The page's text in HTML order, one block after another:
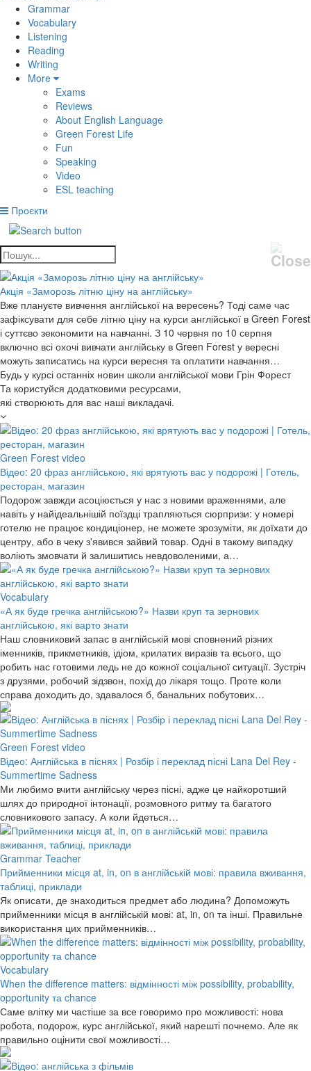
Grammar
Vocabulary
Listening
Reading
Writing
More
Exams
Reviews
About English Language
Green Forest Life
Fun
Speaking
Video
ESL teaching
Проєкти
Акція «Заморозь літню ціну на англійську»
Вже плануєте вивчення англійської на вересень? Тоді саме час
зафіксувати для себе літню ціну на курси англійської в Green Forest
і суттєво зекономити на навчанні. З 10 червня по 10 серпня
включно всі охочі вивчати англійську в Green Forest у вересні
можуть записатись на курси вересня та оплатити навчання…
Будь у курсі останніх новин школи англійської мови Грін Форест
Та користуйся додатковими ресурсами,
які створюють для вас наші викладачі.
Green Forest video
Відео: 20 фраз англійською, які врятують вас у подорожі | Готель,
ресторан, магазин
Подорож завжди асоціюється у нас з новими враженнями, але
навіть у найідеальнішій поїздці трапляються сюрпризи: у номері
готелю не працює кондиціонер, не можете зрозуміти, як доїхати до
центру, або в чеку з'явився зайвий товар. Одні в такому випадку
воліють змовчати й залишитись невдоволеними, а…
Vocabulary
«А як буде гречка англійською?» Назви круп та зернових
англійською, які варто знати
Наш словниковий запас в англійській мові сповнений різних
іменників, прикметників, ідіом, крилатих виразів та всього, що
робить нас готовими ледь не до кожної соціальної ситуації. Зустріч
з друзями, робочий зідзвон, похід до лікаря тощо. Проте коли
справа доходить до, здавалося б, банальних побутових…
Green Forest video
Відео: Англійська в піснях | Розбір і переклад пісні Lana Del Rey -
Summertime Sadness
Ми любимо вчити англійську через пісні, адже це найкоротший
шлях до природної інтонації, розмовного ритму та багатого
словникового запасу. А коли йдеться…
Grammar Teacher
Прийменники місця at, in, on в англійській мові: правила вживання,
таблиці, приклади
Як описати, де знаходиться предмет або людина? Допоможуть
прийменники місця в англійській мові: at, in, on та інші. Правильне
використання цих прийменників…
Vocabulary
When the difference matters: відмінності між possibility, probability,
opportunity та chance
Саме влітку ми частіше за все говоримо про можливості: нова
робота, подорож, курс англійської, який нарешті почнемо. Але як
правильно оцінити свої можливості…